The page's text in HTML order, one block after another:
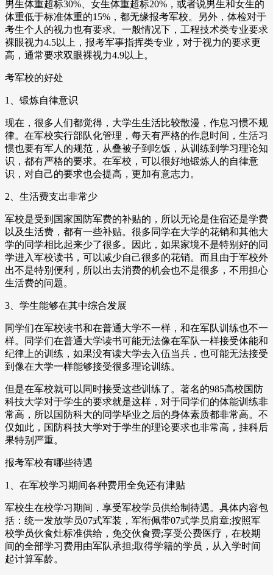
男生体重超标30%、女生体重超标20%，或者说男生和女生的
体重低于标准体重的15%，都无缘报考军校。另外，体检对于
考生个人的视力也有要求。一般情况下，工程技术类专业要求
裸眼视力4.5以上，报考军事指挥类专业，对于视力的要求更
高，通常要求双眼裸视力4.9以上。
考军校的好处
1、锻炼自律意识
现在，很多人们都觉得，大学生生活比较散漫，作息习惯不规
律。在军校实行部队化管理，每天有严格的作息时间，生活习
惯也要有军人的规范，从叠被子到吃饭，从训练到学习理论知
识，都有严格的要求。在军校，可以很好地锻炼人的自律意
识，对自己的要求也会提高，更加有意志力。
2、生活费支出非常少
军校是受到国家国防军费的补贴的，所以无论是住宿还是学费
以及生活费，都有一些补贴。很多同学在大学的花销和其他大
学的同学相比起来少了很多。因此，如果家境不是特别好的同
学进入军校读书，可以减少自己很多的花销。而且由于军校外
出不是特别便利，所以出去消费的机会也不是很多，不用担心
生活费的问题。
3、学生能够在其中综合发展
同学们在军校读书和在普通大学不一样，和在军队训练也不一
样。同学们在普通大学读书可能无法像在军队一样接受体能和
纪律上的训练，如果没有读大学去入伍当兵，也可能无法接受
到像在大学一样能够接受很多理论训练。
但是在军校就可以同时接受这些训练了。著名的985高校国防
科技大学对于学生的要求就是这样，对于同学们的体能训练非
常高，所以国防科大的同学毕业之后的身体素质都非常高。不
仅如此，国防科技大学对于学生的理论要求也非常高，挂科后
果特别严重。
报考军校有哪些待遇
1、在军校学习期间各种费用全免还有津贴
军校生在校学习期间，享受军校学员供给制待遇。具体内容包
括：统一发放学员07式军装，军衔佩带07式学员肩章;按照军
校学员伙食灶标准供给，免交伙食费;享受公费医疗，在校期
间的全部学习费用由军队承担;取得学籍的学员，从入学时间
起计算军龄。